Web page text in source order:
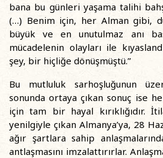
bana bu günleri yaşama talihi
(…) Benim için, her Alman gibi,
büyük ve en unutulmaz anı
mücadelenin olayları ile
şey, bir hiçliğe dönüşmüştü.”
Bu mutluluk sarhoşluğunun
sonunda ortaya çıkan sonuç ise
için tam bir hayal kırıklığıdır.
yenilgiyle çıkan Almanya’ya, 28
ağır şartlara sahip
antlaşmasını imzalattırırlar.